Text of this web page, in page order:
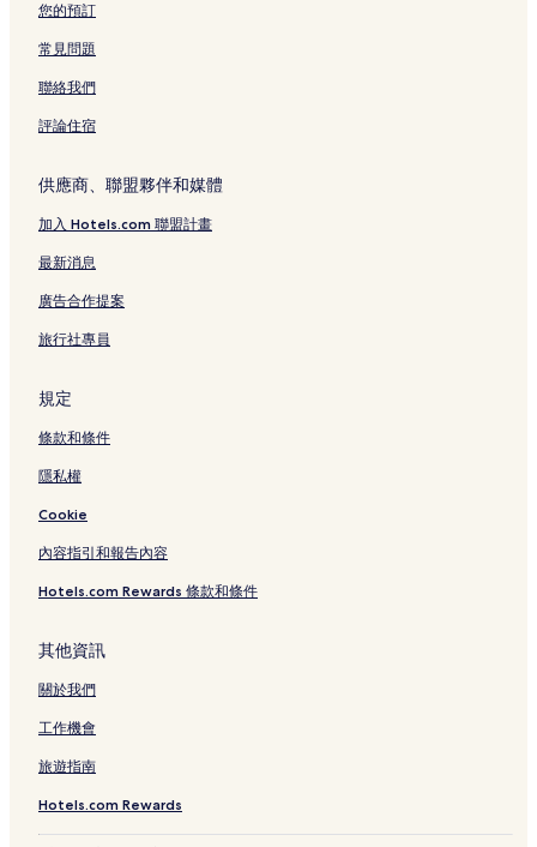
您的預訂
常見問題
聯絡我們
評論住宿
供應商、聯盟夥伴和媒體
加入 Hotels.com 聯盟計畫
最新消息
廣告合作提案
旅行社專員
規定
條款和條件
隱私權
Cookie
內容指引和報告內容
Hotels.com Rewards 條款和條件
其他資訊
關於我們
工作機會
旅遊指南
Hotels.com Rewards